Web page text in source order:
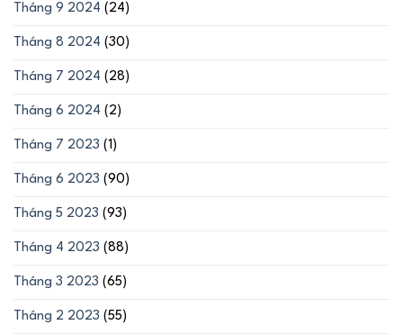
Tháng 9 2024 (24)
Tháng 8 2024 (30)
Tháng 7 2024 (28)
Tháng 6 2024 (2)
Tháng 7 2023 (1)
Tháng 6 2023 (90)
Tháng 5 2023 (93)
Tháng 4 2023 (88)
Tháng 3 2023 (65)
Tháng 2 2023 (55)